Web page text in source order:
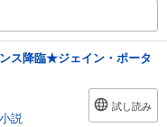
ス降臨★ジェイン・ポータ
説
試し読み